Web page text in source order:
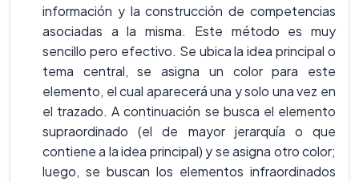
información y la construcción de competencias
asociadas a la misma. Este método es muy
sencillo pero efectivo. Se ubica la idea principal o
tema central, se asigna un color para este
elemento, el cual aparecerá una y solo una vez en
el trazado. A continuación se busca el elemento
supraordinado (el de mayor jerarquía o que
contiene a la idea principal) y se asigna otro color;
luego, se buscan los elementos infraordinados